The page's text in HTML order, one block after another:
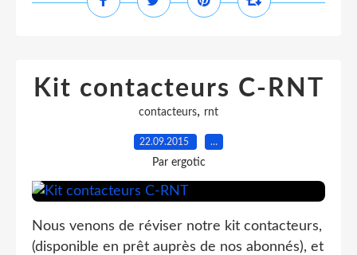
Kit contacteurs C-RNT
contacteurs, rnt
22.09.2015 …
Par ergotic
Nous venons de réviser notre kit contacteurs,
(disponible en prêt auprès de nos abonnés), et